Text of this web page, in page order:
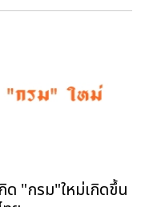
ด "กรม"ใหม่เกิดขึ้น